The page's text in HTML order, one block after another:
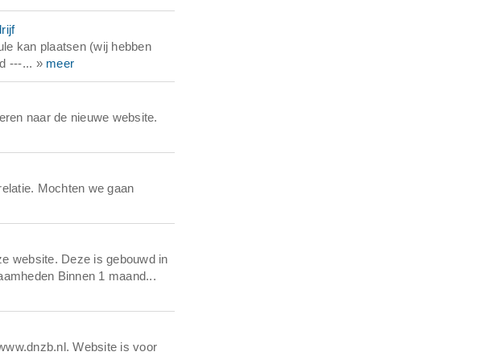
kan plaatsen (wij hebben
---... » meer
naar de nieuwe website.
Mochten we gaan
website. Deze is gebouwd in
Binnen 1 maand...
Website is voor